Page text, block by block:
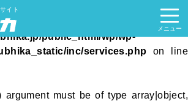
to read property "data" on null in
public_html/wp/wp-
inc/services.php on line
argument must be of type array|object,
イト
メニュー